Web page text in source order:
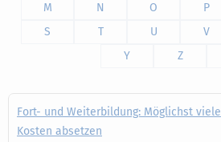
M
N O P
S
T U V
Y
Z
Fort- und Weiterbildung: Möglichst viele
Kosten absetzen